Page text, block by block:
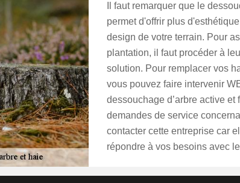
Il faut remarquer que le
permet d'offrir plus
design de votre terrain. Pour
plantation, il faut procéder à
solution. Pour remplacer vos
vous pouvez faire intervenir
dessouchage d’arbre active
demandes de service
contacter cette entreprise car
répondre à vos besoins avec